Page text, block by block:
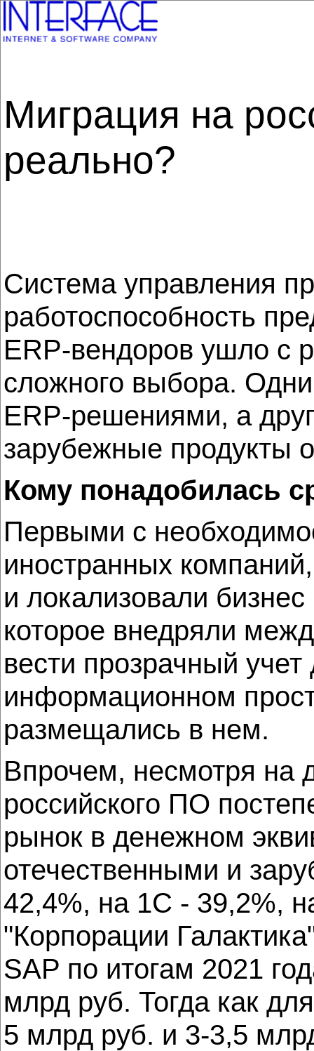
Миграция на
реально?
Система управления
работоспособность
ERP-вендоров ушло с
сложного выбора.
ERP-решениями, а
зарубежные продукты
Кому понадобилась
Первыми с
иностранных
и локализовали
которое внедряли
вести прозрачный
информационном
размещались в нем.
Впрочем, несмотря на
российского ПО
рынок в денежном
отечественными и
42,4%, на 1C - 39,2%,
"Корпорации
SAP по итогам 2021
млрд руб. Тогда как
5 млрд руб. и 3-3,5